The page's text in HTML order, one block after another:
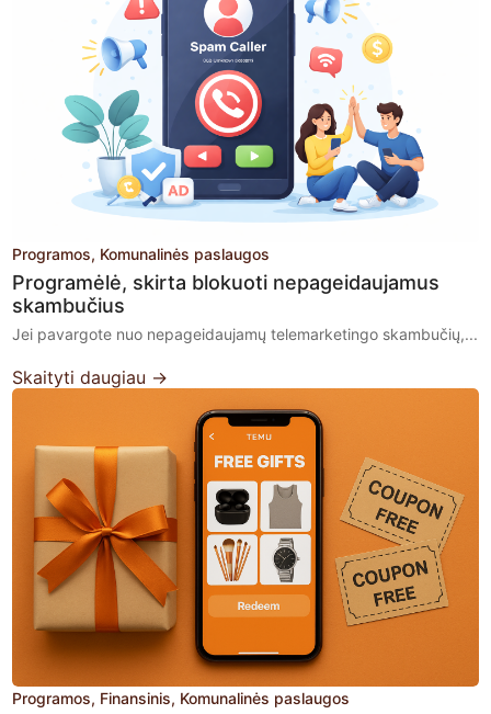
Programos Komunalinės paslaugos
Programėlė, skirta blokuoti nepageidaujamus
skambučius
Jei pavargote nuo nepageidaujamų telemarketingo skambučių,...
Skaityti daugiau →
Programos Finansinis Komunalinės paslaugos